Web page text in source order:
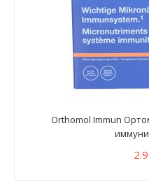
Orthomol Immun